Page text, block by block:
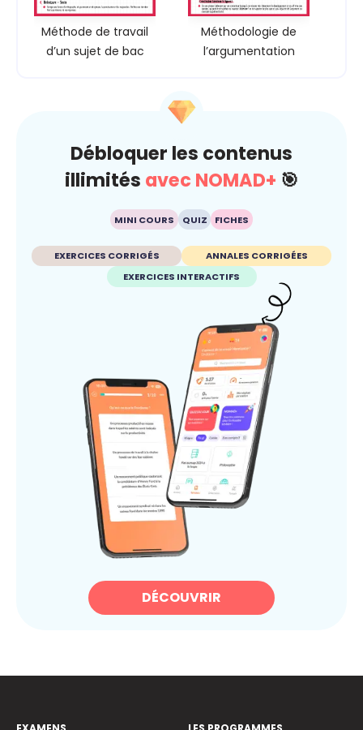
Méthode de travail
d’un sujet de bac
Méthodologie de
l’argumentation
Débloquer les contenus
illimités avec NOMAD+ 🎯
MINI COURS QUIZ FICHES
EXERCICES CORRIGÉS
ANNALES CORRIGÉES
EXERCICES INTERACTIFS
DÉCOUVRIR